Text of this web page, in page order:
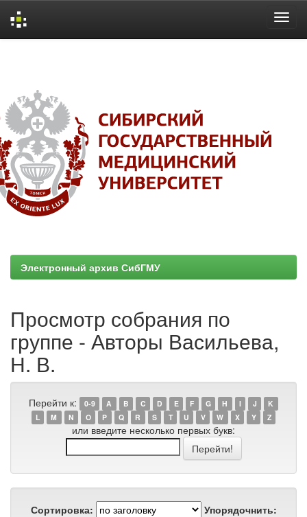
Электронный архив СибГМУ
Просмотр собрания по
группе - Авторы Васильева,
Н. В.
Перейти к: 0-9 A B C D E F G H I J
K
L
M N O P Q R S T U V W X Y Z
или введите несколько первых букв:
Сортировка:
Упорядочнить: